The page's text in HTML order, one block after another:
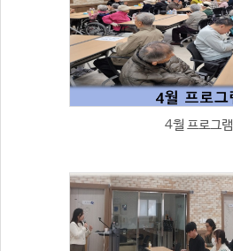
4월 프로그램